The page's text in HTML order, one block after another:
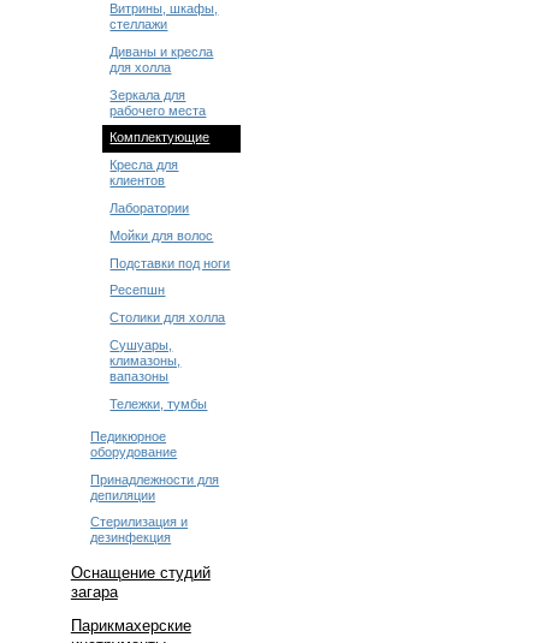
Витрины, шкафы,
стеллажи
Диваны и кресла
для холла
Зеркала для
рабочего места
Комплектующие
Кресла для
клиентов
Лаборатории
Мойки для волос
Подставки под ноги
Ресепшн
Столики для холла
Сушуары,
климазоны,
вапазоны
Тележки, тумбы
Педикюрное
оборудование
Принадлежности для
депиляции
Стерилизация и
дезинфекция
Оснащение студий
загара
Парикмахерские